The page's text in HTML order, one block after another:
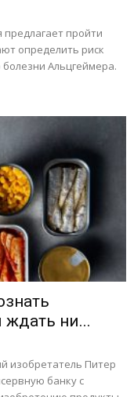
пройти
определить риск
Альцгеймера.
ждать ни...
изобретатель Питер
банку с